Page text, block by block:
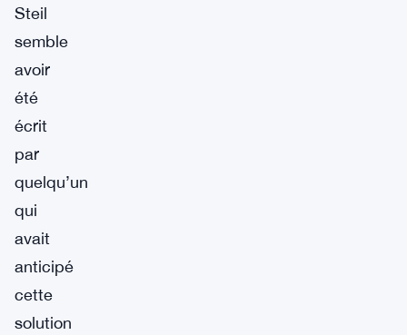
Steil
semble
avoir
été
écrit
par
quelqu’un
qui
avait
anticipé
cette
solution